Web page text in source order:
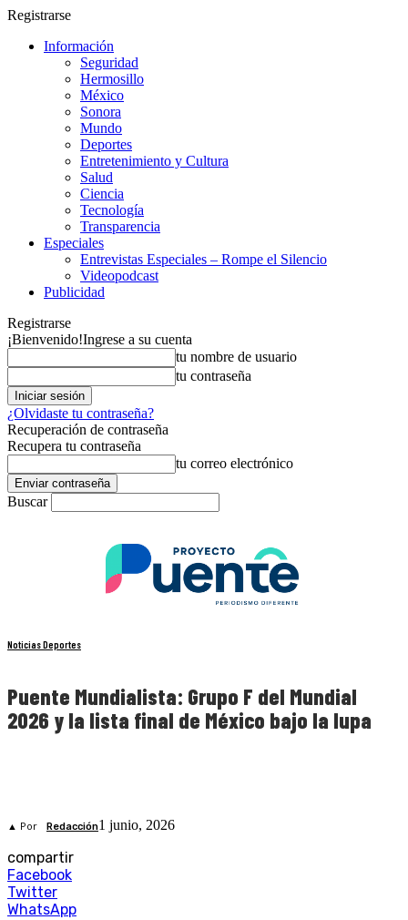
Registrarse
Información
Seguridad
Hermosillo
México
Sonora
Mundo
Deportes
Entretenimiento y Cultura
Salud
Ciencia
Tecnología
Transparencia
Especiales
Entrevistas Especiales – Rompe el Silencio
Videopodcast
Publicidad
Registrarse
¡Bienvenido!Ingrese a su cuenta
tu nombre de usuario
tu contraseña
¿Olvidaste tu contraseña?
Recuperación de contraseña
Recupera tu contraseña
tu correo electrónico
Buscar
Noticias Deportes
Puente Mundialista: Grupo F del Mundial
2026 y la lista final de México bajo la lupa
▲ Por Redacción1 junio, 2026
compartir
Facebook
Twitter
WhatsApp